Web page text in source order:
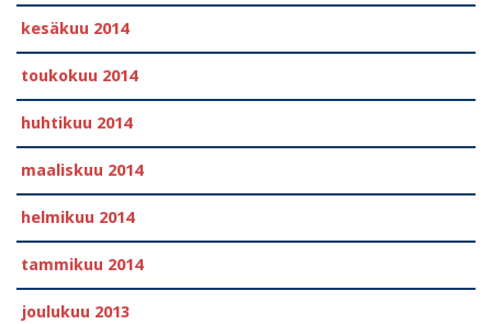
kesäkuu 2014
toukokuu 2014
huhtikuu 2014
maaliskuu 2014
helmikuu 2014
tammikuu 2014
joulukuu 2013